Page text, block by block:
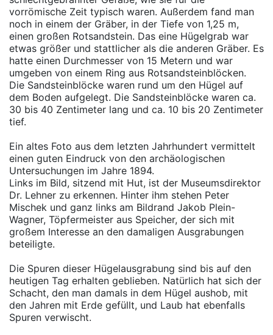
vorrömische Zeit typisch waren. Außerdem fand man
noch in einem der Gräber, in der Tiefe von 1,25 m,
einen großen Rotsandstein. Das eine Hügelgrab war
etwas größer und stattlicher als die anderen Gräber. Es
hatte einen Durchmesser von 15 Metern und war
umgeben von einem Ring aus Rotsandsteinblöcken.
Die Sandsteinblöcke waren rund um den Hügel auf
dem Boden aufgelegt. Die Sandsteinblöcke waren ca.
30 bis 40 Zentimeter lang und ca. 10 bis 20 Zentimeter
tief.
Ein altes Foto aus dem letzten Jahrhundert vermittelt
einen guten Eindruck von den archäologischen
Untersuchungen im Jahre 1894.
Links im Bild, sitzend mit Hut, ist der Museumsdirektor
Dr. Lehner zu erkennen. Hinter ihm stehen Peter
Mischek und ganz links am Bildrand Jakob Plein-
Wagner, Töpfermeister aus Speicher, der sich mit
großem Interesse an den damaligen Ausgrabungen
beteiligte.
Die Spuren dieser Hügelausgrabung sind bis auf den
heutigen Tag erhalten geblieben. Natürlich hat sich der
Schacht, den man damals in dem Hügel aushob, mit
den Jahren mit Erde gefüllt, und Laub hat ebenfalls
Spuren verwischt.